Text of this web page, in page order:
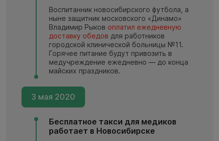
Воспитанник новосибирского футбола, а
ныне защитник московского «Динамо»
Владимир Рыков оплатил ежедневную
доставку обедов для работников
городской клинической больницы №11.
Горячее питание будут привозить в
медучреждение ежедневно — до конца
майских праздников.
3 мая 2020
Бесплатное такси для медиков
работает в Новосибирске